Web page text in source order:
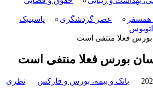
همسفر
عصر گردشگری
پاسینیک
بورس فعلا منتفی است
بانک و بیمه، بورس و فارکس
نظری